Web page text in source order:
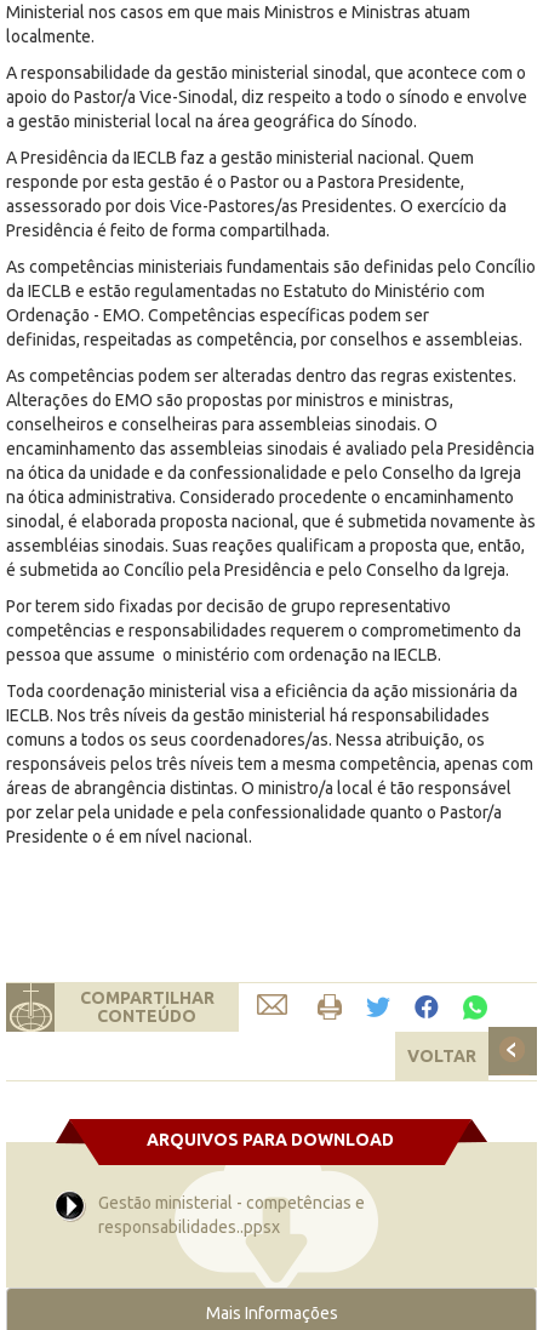
Ministerial nos casos em que mais Ministros e Ministras atuam
localmente.
A responsabilidade da gestão ministerial sinodal, que acontece com o
apoio do Pastor/a Vice-Sinodal, diz respeito a todo o sínodo e envolve
a gestão ministerial local na área geográfica do Sínodo.
A Presidência da IECLB faz a gestão ministerial nacional. Quem
responde por esta gestão é o Pastor ou a Pastora Presidente,
assessorado por dois Vice-Pastores/as Presidentes. O exercício da
Presidência é feito de forma compartilhada.
As competências ministeriais fundamentais são definidas pelo Concílio
da IECLB e estão regulamentadas no Estatuto do Ministério com
Ordenação - EMO. Competências específicas podem ser
definidas, respeitadas as competência, por conselhos e assembleias.
As competências podem ser alteradas dentro das regras existentes.
Alterações do EMO são propostas por ministros e ministras,
conselheiros e conselheiras para assembleias sinodais. O
encaminhamento das assembleias sinodais é avaliado pela Presidência
na ótica da unidade e da confessionalidade e pelo Conselho da Igreja
na ótica administrativa. Considerado procedente o encaminhamento
sinodal, é elaborada proposta nacional, que é submetida novamente às
assembléias sinodais. Suas reações qualificam a proposta que, então,
é submetida ao Concílio pela Presidência e pelo Conselho da Igreja.
Por terem sido fixadas por decisão de grupo representativo
competências e responsabilidades requerem o comprometimento da
pessoa que assume o ministério com ordenação na IECLB.
Toda coordenação ministerial visa a eficiência da ação missionária da
IECLB. Nos três níveis da gestão ministerial há responsabilidades
comuns a todos os seus coordenadores/as. Nessa atribuição, os
responsáveis pelos três níveis tem a mesma competência, apenas com
áreas de abrangência distintas. O ministro/a local é tão responsável
por zelar pela unidade e pela confessionalidade quanto o Pastor/a
Presidente o é em nível nacional.
COMPARTILHAR
CONTEÚDO
VOLTAR
ARQUIVOS PARA DOWNLOAD
Gestão ministerial - competências e
responsabilidades..ppsx
Mais Informações